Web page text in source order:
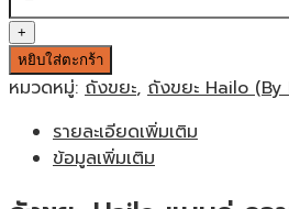
หยิบใส่ตะกร้า
หมวดหมู่: ถังขยะ, ถังขยะ Hailo
รายละเอียดเพิ่มเติม
ข้อมูลเพิ่มเติม